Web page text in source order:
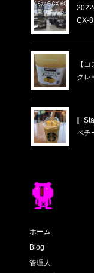
CX-
【
クレ
〚
ペチ
ホーム
Blog
管理人